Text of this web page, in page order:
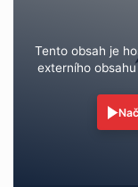
Tento obsah je
externího